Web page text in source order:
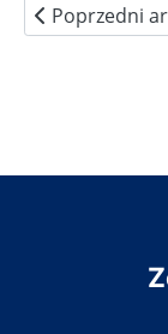
Poprzedni
Poprzedni